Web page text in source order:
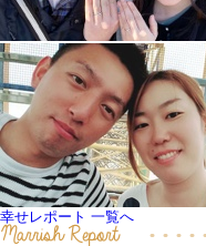
幸せレポート 一覧へ